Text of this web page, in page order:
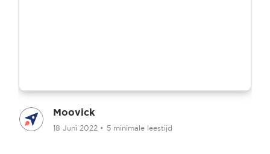
Moovick
18 Juni 2022 • 5 minimale leestijd